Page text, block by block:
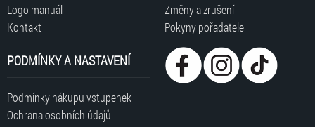
Logo manuál
Kontakt
Změny a zrušení
Pokyny pořadatele
PODMÍNKY A NASTAVENÍ
Podmínky nákupu vstupenek
Ochrana osobních údajů